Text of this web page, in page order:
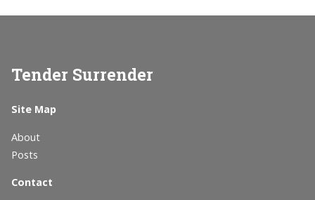
Tender Surrender
Site Map
About
Posts
Contact